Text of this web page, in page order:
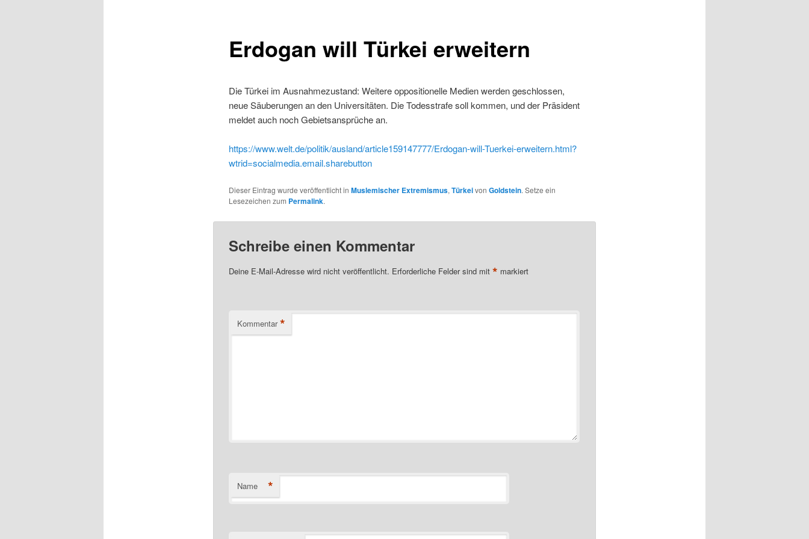
Erdogan will Türkei erweitern
Die Türkei im Ausnahmezustand: Weitere oppositionelle Medien werden geschlossen,
neue Säuberungen an den Universitäten. Die Todesstrafe soll kommen, und der Präsident
meldet auch noch Gebietsansprüche an.
https://www.welt.de/politik/ausland/article159147777/Erdogan-will-Tuerkei-erweitern.html?
wtrid=socialmedia.email.sharebutton
Dieser Eintrag wurde veröffentlicht in Muslemischer Extremismus,Türkeivon Goldstein. Setze ein
Lesezeichen zum Permalink.
Schreibe einen Kommentar
Deine E-Mail-Adresse wird nicht veröffentlicht. Erforderliche Felder sind mit * markiert
Kommentar *
Name *